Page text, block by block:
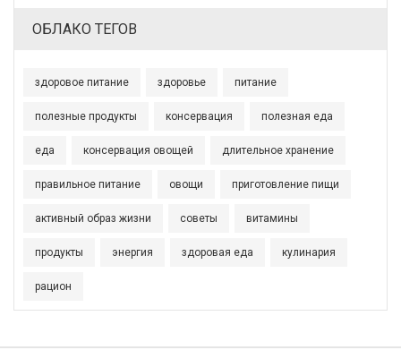
ОБЛАКО ТЕГОВ
здоровое питание здоровье питание
полезные продукты консервация полезная еда
еда консервация овощей длительное хранение
правильное питание овощи приготовление пищи
активный образ жизни советы витамины
продукты энергия здоровая еда кулинария
рацион